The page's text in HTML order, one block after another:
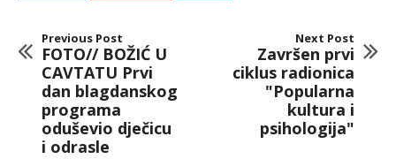
Previous Post
FOTO// BOŽIĆ U
CAVTATU Prvi
dan blagdanskog
programa
oduševio dječicu
i odrasle
Next Post
Završen prvi
ciklus radionica
"Popularna
kultura i
psihologija"